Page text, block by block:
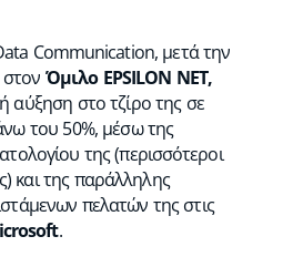
Communication, μετά την
Όμιλο EPSILON NET,
αύξηση στο τζίρο της σε
του 50%, μέσω της
της (περισσότεροι
και της παράλληλης
πελατών της στις
.